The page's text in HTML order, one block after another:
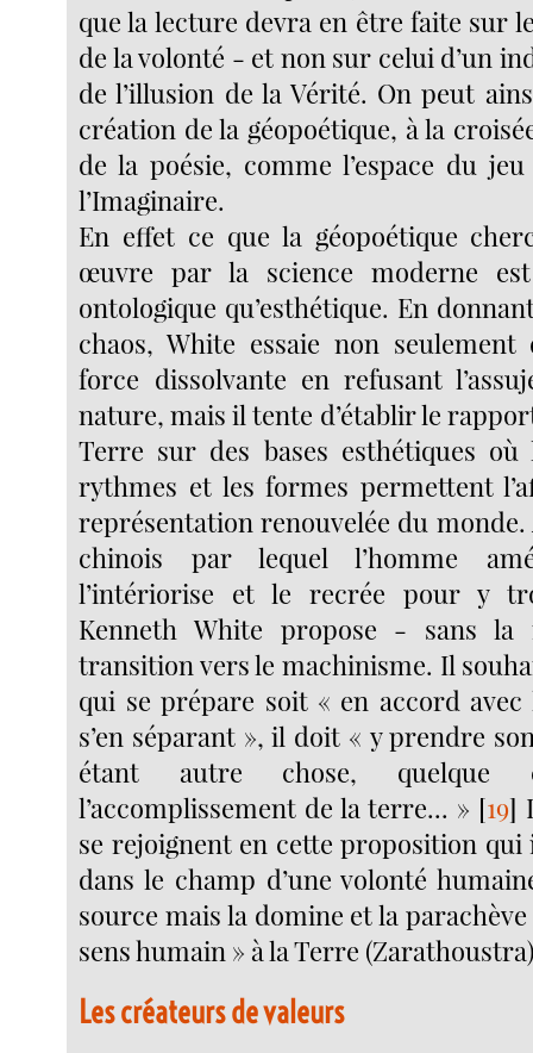
que la lecture devra en être faite sur
de la volonté - et non sur celui d’un
de l’illusion de la Vérité. On peut
création de la géopoétique, à la
de la poésie, comme l’espace du
l’Imaginaire.
En effet ce que la géopoétique
œuvre par la science moderne
ontologique qu’esthétique. En
chaos, White essaie non seulement
force dissolvante en refusant
nature, mais il tente d’établir le
Terre sur des bases esthétiques où
rythmes et les formes permettent
représentation renouvelée du
chinois par lequel l’homme
l’intériorise et le recrée pour y
Kenneth White propose - sans
transition vers le machinisme. Il
qui se prépare soit « en accord
s’en séparant », il doit « y prendre
étant autre chose, quelque
l’accomplissement de la terre... » [19]
se rejoignent en cette proposition
dans le champ d’une volonté
source mais la domine et la
sens humain » à la Terre
Les créateurs de valeurs